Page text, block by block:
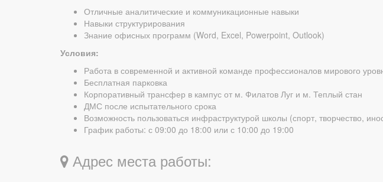
Отличные аналитические и коммуникационные навыки
Навыки структурирования
Знание офисных программ (Word, Excel, Powerpoint, Outlook)
Условия:
Работа в современной и активной команде профессионалов мирового
Бесплатная парковка
Корпоративный трансфер в кампус от м. Филатов Луг и м. Теплый стан
ДМС после испытательного срока
Возможность пользоваться инфраструктурой школы (спорт, творчество,
График работы: с 09:00 до 18:00 или с 10:00 до 19:00
Адрес места работы: